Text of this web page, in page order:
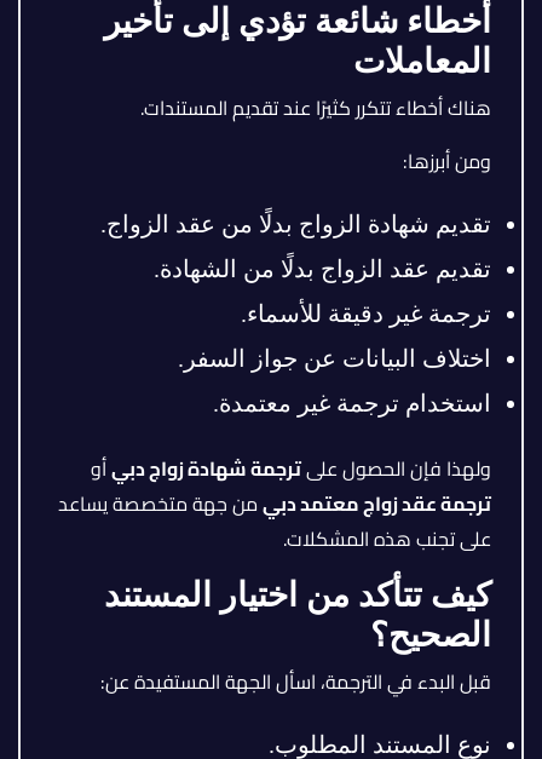
أخطاء شائعة تؤدي إلى تأخير
المعاملات
هناك أخطاء تتكرر كثيرًا عند تقديم المستندات.
ومن أبرزها:
تقديم شهادة الزواج بدلًا من عقد الزواج.
تقديم عقد الزواج بدلًا من الشهادة.
ترجمة غير دقيقة للأسماء.
اختلاف البيانات عن جواز السفر.
استخدام ترجمة غير معتمدة.
ولهذا فإن الحصول علىترجمة شهادة زواج دبيأو
ترجمة عقد زواج معتمد دبيمن جهة متخصصة يساعد
على تجنب هذه المشكلات.
كيف تتأكد من اختيار المستند
الصحيح؟
قبل البدء في الترجمة، اسأل الجهة المستفيدة عن:
نوع المستند المطلوب.